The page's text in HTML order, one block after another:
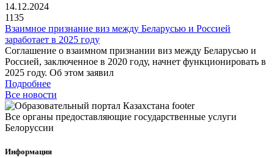
14.12.2024
1135
Взаимное признание виз между Беларусью и Россией
заработает в 2025 году
Соглашение о взаимном признании виз между Беларусью и
Россией, заключенное в 2020 году, начнет функционировать в
2025 году. Об этом заявил
Подробнее
Все новости
Все органы предоставляющие государственные услуги
Белоруссии
Информация